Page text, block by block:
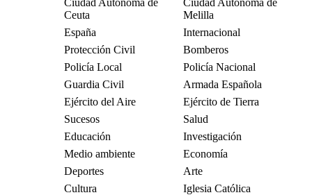
Ciudad Autónoma de
Ceuta
Ciudad Autónoma de
Melilla
España
Internacional
Protección Civil
Bomberos
Policía Local
Policía Nacional
Guardia Civil
Armada Española
Ejército del Aire
Ejército de Tierra
Sucesos
Salud
Educación
Investigación
Medio ambiente
Economía
Deportes
Arte
Cultura
Iglesia Católica